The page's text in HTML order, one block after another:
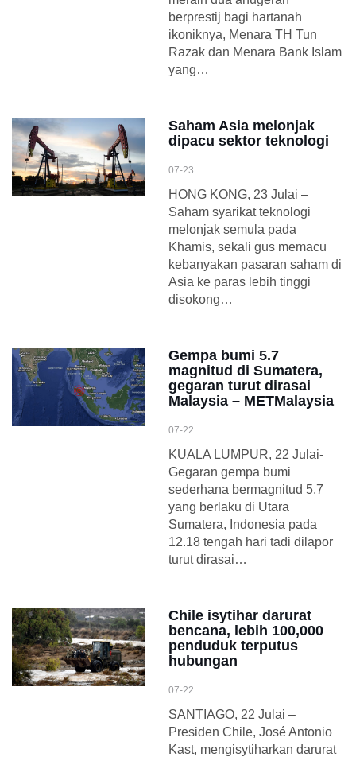
berprestij bagi hartanah
ikoniknya, Menara TH Tun
Razak dan Menara Bank Islam
yang…
Saham Asia melonjak
dipacu sektor teknologi
07-23
HONG KONG, 23 Julai –
Saham syarikat teknologi
melonjak semula pada
Khamis, sekali gus memacu
kebanyakan pasaran saham di
Asia ke paras lebih tinggi
disokong…
Gempa bumi 5.7
magnitud di Sumatera,
gegaran turut dirasai
Malaysia – METMalaysia
07-22
KUALA LUMPUR, 22 Julai-
Gegaran gempa bumi
sederhana bermagnitud 5.7
yang berlaku di Utara
Sumatera, Indonesia pada
12.18 tengah hari tadi dilapor
turut dirasai…
Chile isytihar darurat
bencana, lebih 100,000
penduduk terputus
hubungan
07-22
SANTIAGO, 22 Julai –
Presiden Chile, José Antonio
Kast, mengisytiharkan darurat